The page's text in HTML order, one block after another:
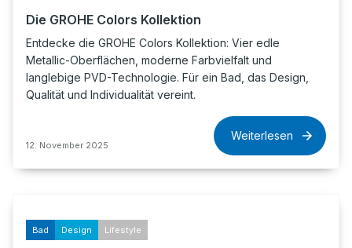
Die GROHE Colors Kollektion
Entdecke die GROHE Colors Kollektion: Vier edle
Metallic-Oberflächen, moderne Farbvielfalt und
langlebige PVD-Technologie. Für ein Bad, das Design,
Qualität und Individualität vereint.
12. November 2025
Weiterlesen
Bad Design Lifestyle